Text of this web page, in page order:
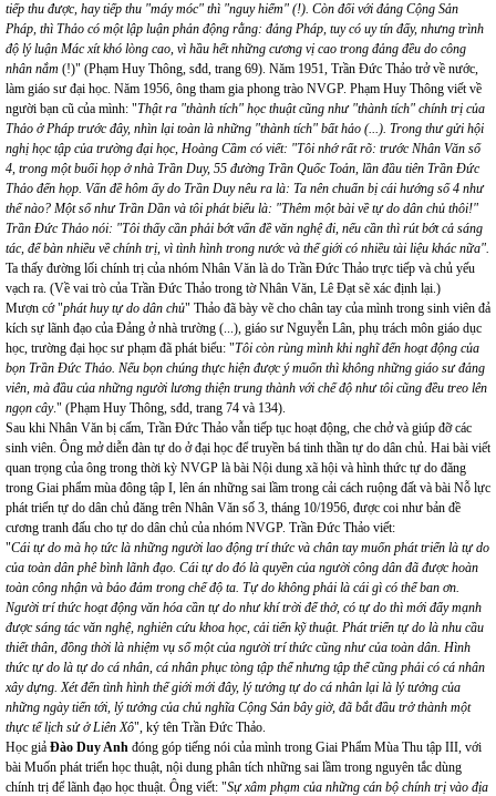
tiếp thu được, hay tiếp thu "máy móc" thì "nguy hiểm" (!). Còn đối với đảng Cộng Sản
Pháp, thì Thảo có một lập luận phản động rằng: đảng Pháp, tuy có uy tín đấy, nhưng trình
độ lý luận Mác xít khó lòng cao, vì hầu hết những cương vị cao trong đảng đều do công
nhân nắm (!)" (Phạm Huy Thông, sđd, trang 69). Năm 1951, Trần Đức Thảo trở về nước,
làm giáo sư đại học. Năm 1956, ông tham gia phong trào NVGP. Phạm Huy Thông viết về
người bạn cũ của mình: "Thật ra "thành tích" học thuật cũng như "thành tích" chính trị của
Thảo ở Pháp trước đây, nhìn lại toàn là những "thành tích" bất hảo (...). Trong thư gửi hội
nghị học tập của trường đại học, Hoàng Cầm có viết: "Tôi nhớ rất rõ: trước Nhân Văn số
4, trong một buổi họp ở nhà Trần Duy, 55 đường Trần Quốc Toản, lần đầu tiên Trần Đức
Thảo đến họp. Vấn đề hôm ấy do Trần Duy nêu ra là: Ta nên chuẩn bị cái hướng số 4 như
thế nào? Một số như Trần Dần và tôi phát biểu là: "Thêm một bài về tự do dân chủ thôi!"
Trần Đức Thảo nói: "Tôi thấy cần phải bớt vấn đề văn nghệ đi, nếu cần thì rút bớt cả sáng
tác, để bàn nhiều về chính trị, vì tình hình trong nước và thế giới có nhiều tài liệu khác nữa".
Ta thấy đường lối chính trị của nhóm Nhân Văn là do Trần Đức Thảo trực tiếp và chủ yếu
vạch ra. (Về vai trò của Trần Đức Thảo trong tờ Nhân Văn, Lê Đạt sẽ xác định lại.)
Mượn cớ "phát huy tự do dân chủ" Thảo đã bày vẽ cho chân tay của mình trong sinh viên đả
kích sự lãnh đạo của Đảng ở nhà trường (...), giáo sư Nguyễn Lân, phụ trách môn giáo dục
học, trường đại học sư phạm đã phát biểu: "Tôi còn rùng mình khi nghĩ đến hoạt động của
bọn Trần Đức Thảo. Nếu bọn chúng thực hiện được ý muốn thì không những giáo sư đảng
viên, mà đầu của những người lương thiện trung thành với chế độ như tôi cũng đều treo lên
ngọn cây." (Phạm Huy Thông, sđd, trang 74 và 134).
Sau khi Nhân Văn bị cấm, Trần Đức Thảo vẫn tiếp tục hoạt động, che chở và giúp đỡ các
sinh viên. Ông mở diễn đàn tự do ở đại học để truyền bá tinh thần tự do dân chủ. Hai bài viết
quan trọng của ông trong thời kỳ NVGP là bài Nội dung xã hội và hình thức tự do đăng
trong Giai phẩm mùa đông tập I, lên án những sai lầm trong cải cách ruộng đất và bài Nỗ lực
phát triển tự do dân chủ đăng trên Nhân Văn số 3, tháng 10/1956, được coi như bản đề
cương tranh đấu cho tự do dân chủ của nhóm NVGP. Trần Đức Thảo viết:
"Cái tự do mà họ tức là những người lao động trí thức và chân tay muốn phát triển là tự do
của toàn dân phê bình lãnh đạo. Cái tự do đó là quyền của người công dân đã được hoàn
toàn công nhận và bảo đảm trong chế độ ta. Tự do không phải là cái gì có thể ban ơn.
Người trí thức hoạt động văn hóa cần tự do như khí trời để thở, có tự do thì mới đẩy mạnh
được sáng tác văn nghệ, nghiên cứu khoa học, cải tiến kỹ thuật. Phát triển tự do là nhu cầu
thiết thân, đồng thời là nhiệm vụ số một của người trí thức cũng như của toàn dân. Hình
thức tự do là tự do cá nhân, cá nhân phục tòng tập thể nhưng tập thể cũng phải có cá nhân
xây dựng. Xét đến tình hình thế giới mới đây, lý tưởng tự do cá nhân lại là lý tưởng của
những ngày tiến tới, lý tưởng của chủ nghĩa Cộng Sản bây giờ, đã bắt đầu trở thành một
thực tế lịch sử ở Liên Xô", ký tên Trần Đức Thảo.
Học giả Đào Duy Anh đóng góp tiếng nói của mình trong Giai Phẩm Mùa Thu tập III, với
bài Muốn phát triển học thuật, nội dung phân tích những sai lầm trong nguyên tắc dùng
chính trị để lãnh đạo học thuật. Ông viết: "Sự xâm phạm của những cán bộ chính trị vào địa